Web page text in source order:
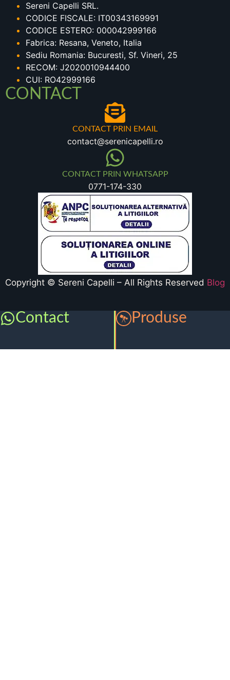
Sereni Capelli SRL.
CODICE FISCALE: IT00343169991
CODICE ESTERO: 000042999166
Fabrica: Resana, Veneto, Italia
Sediu Romania: Bucuresti, Sf. Vineri, 25
RECOM: J2020010944400
CUI: RO42999166
CONTACT
CONTACT PRIN EMAIL
contact@serenicapelli.ro
CONTACT PRIN WHATSAPP
0771-174-330
Copyright © Sereni Capelli – All Rights Reserved Blog
Contact Produse